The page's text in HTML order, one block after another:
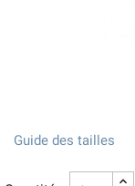
Guide des tailles